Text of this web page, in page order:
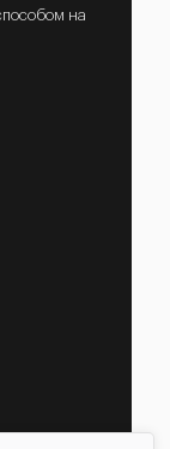
на
2с7,